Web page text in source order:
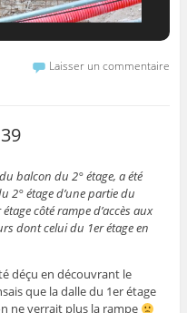
Laisser un commentaire
balcon du 2° étage, a été
2° étage d’une partie du
côté rampe d’accès aux
dont celui du 1er étage en
déçu en découvrant le
que la dalle du 1er étage
ne verrait plus la rampe